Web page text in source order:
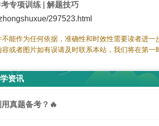
考专项训练
解题技巧
297523.html
能作为任何依据，准确性和时效性需要读者进一
或者图片如有误请及时联系本站，我们将在第一
资讯
真题备考？🔥